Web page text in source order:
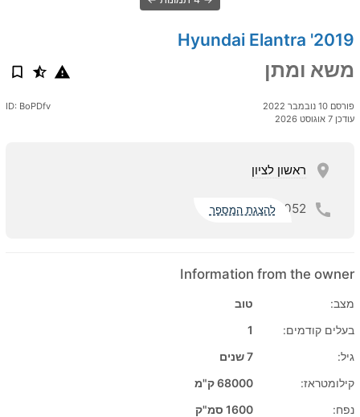
2019' Hyundai Elantra
משא ומתן
פורסם 10 נובמבר 2022
עודכן 7 אוגוסט 2026
ID: BoPDfv
ראשון לציון
052 להצגת המספר
Information from the owner
מצב:
טוב
בעלים קודמים:
1
גיל:
7 שנים
קילומטראז:
68000 ק"מ
נפח:
1600 סמ"ק